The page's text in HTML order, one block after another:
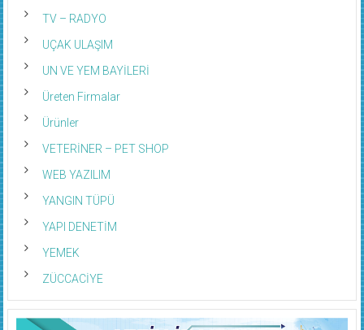
TV – RADYO
UÇAK ULAŞIM
UN VE YEM BAYİLERİ
Üreten Firmalar
Ürünler
VETERİNER – PET SHOP
WEB YAZILIM
YANGIN TÜPÜ
YAPI DENETİM
YEMEK
ZÜCCACİYE